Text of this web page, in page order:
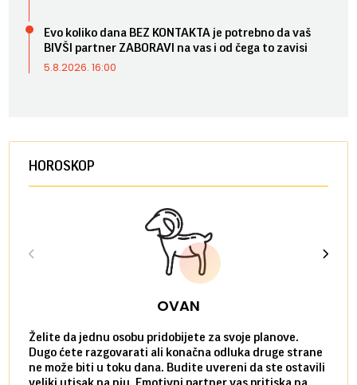
Evo koliko dana BEZ KONTAKTA je potrebno da vaš
BIVŠI partner ZABORAVI na vas i od čega to zavisi
5.8.2026. 16:00
HOROSKOP
OVAN
Želite da jednu osobu pridobijete za svoje planove.
Dugo ćete razgovarati ali konačna odluka druge strane
ne može biti u toku dana. Budite uvereni da ste ostavili
veliki utisak na nju. Emotivni partner vas pritiska na